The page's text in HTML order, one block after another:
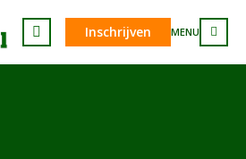
Inschrijven MENU